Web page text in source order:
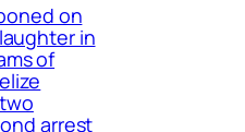
on
in
of
arrest